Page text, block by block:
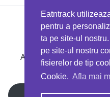
Eatntrack
pentru a
ta pe site-ul
pe site-ul nostru
fisierelor de tip
Cookie. Afla mai
Ai 40%reducere la